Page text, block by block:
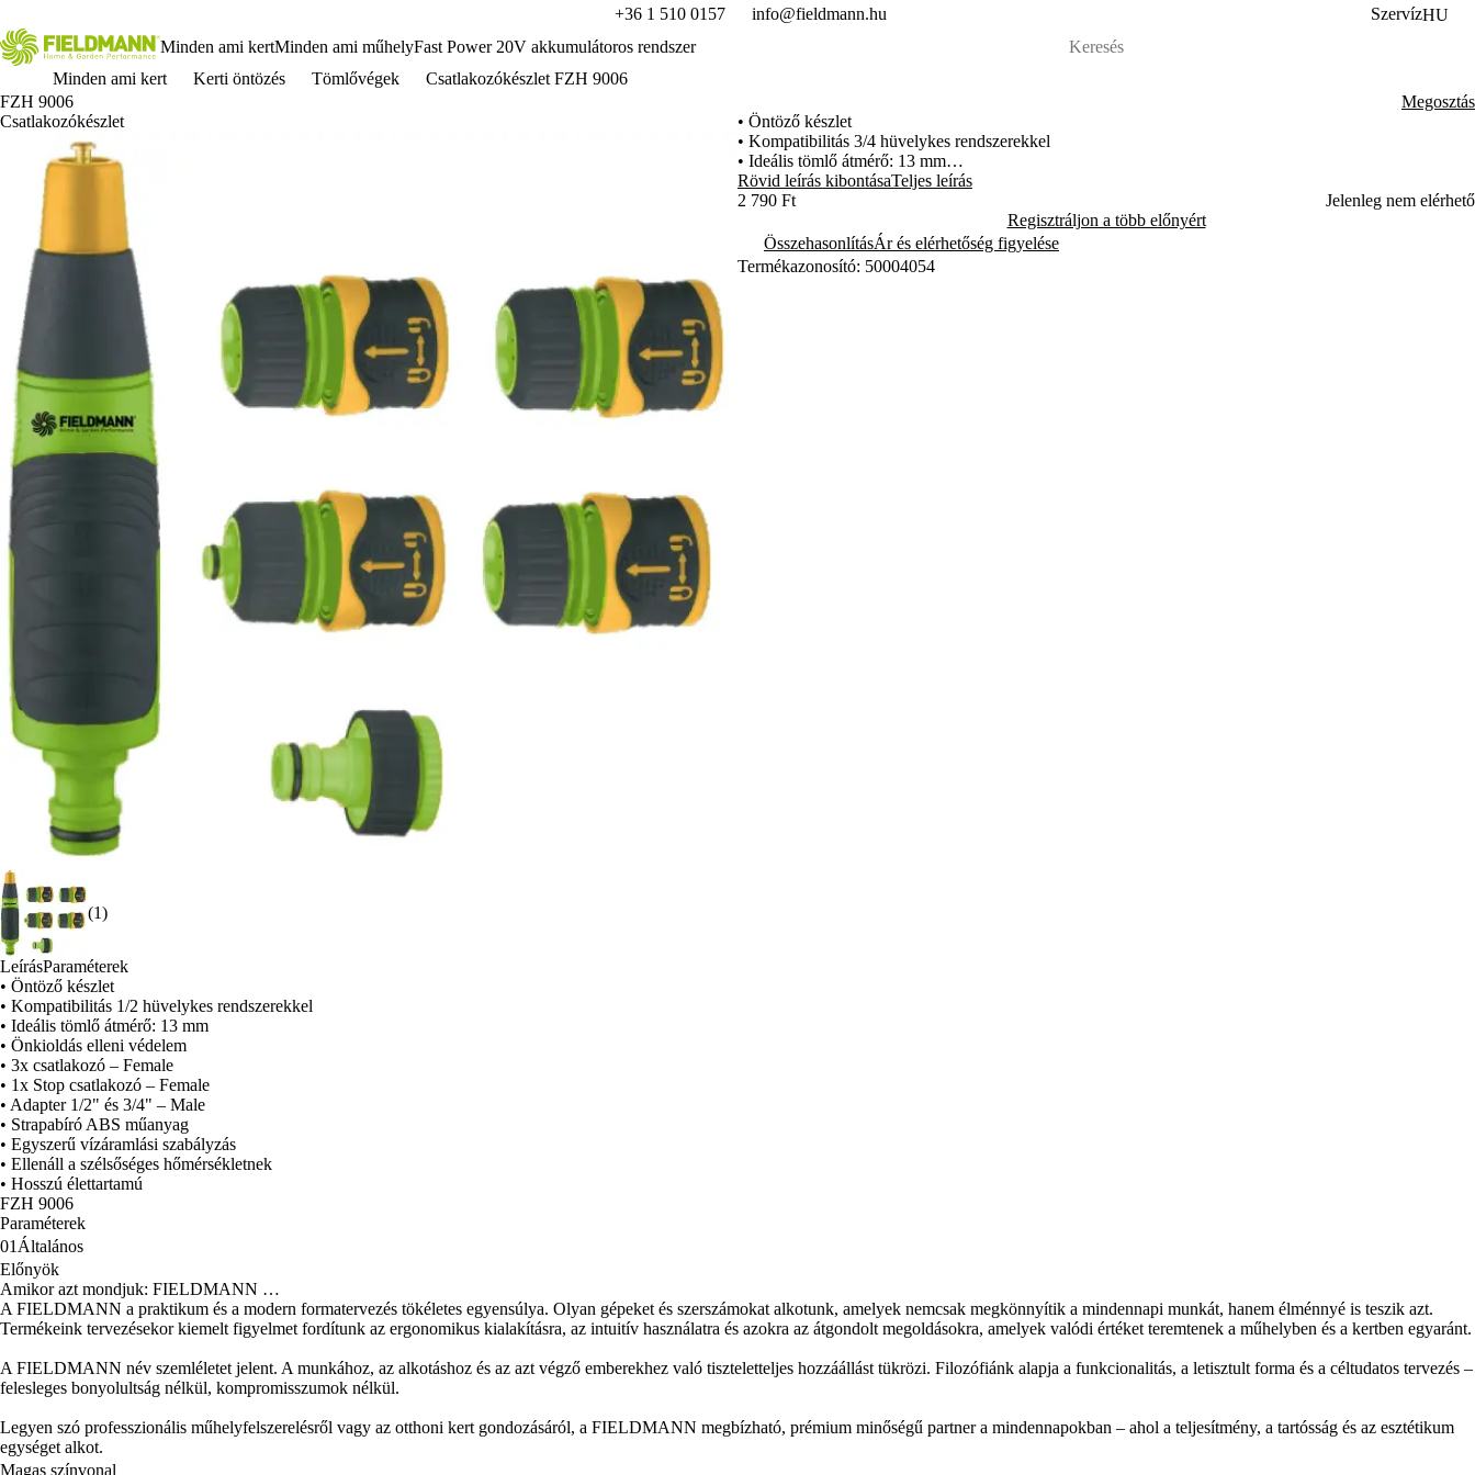
+36 1 510 0157 info@fieldmann.hu SzervízHU
Minden ami kertMinden ami műhelyFast Power 20V akkumulátoros rendszer
Minden ami kert
Kerti öntözés Tömlővégek
Csatlakozókészlet FZH 9006
FZH 9006
Csatlakozókészlet
(1)
Megosztás
• Öntöző készlet
• Kompatibilitás 3/4 hüvelykes rendszerekkel
• Ideális tömlő átmérő: 13 mm
• Önkioldás elleni védelem
• 3x csatlakozó – Female
• Adapter 1/2" és 3/4" – Male
Rövid leírás kibontásaTeljes leírás
2 790 Ft
Jelenleg nem elérhető
Regisztráljon a több előnyért
ÖsszehasonlításÁr és elérhetőség figyelése
Termékazonosító: 50004054
LeírásParaméterek
• Öntöző készlet
• Kompatibilitás 1/2 hüvelykes rendszerekkel
• Ideális tömlő átmérő: 13 mm
• Önkioldás elleni védelem
• 3x csatlakozó – Female
• 1x Stop csatlakozó – Female
• Adapter 1/2" és 3/4" – Male
• Strapabíró ABS műanyag
• Egyszerű vízáramlási szabályzás
• Ellenáll a szélsőséges hőmérsékletnek
• Hosszú élettartamú
FZH 9006
Paraméterek
01 Általános
Előnyök
Amikor azt mondjuk: FIELDMANN …
A FIELDMANN a praktikum és a modern formatervezés tökéletes egyensúlya. Olyan gépeket és szerszámokat alkotunk, amelyek nemcsak megkönnyítik a mindennapi munkát, hanem élménnyé is teszik azt.
Termékeink tervezésekor kiemelt figyelmet fordítunk az ergonomikus kialakításra, az intuitív használatra és azokra az átgondolt megoldásokra, amelyek valódi értéket teremtenek a műhelyben és a kertben egyaránt.
A FIELDMANN név szemléletet jelent. A munkához, az alkotáshoz és az azt végző emberekhez való tiszteletteljes hozzáállást tükrözi. Filozófiánk alapja a funkcionalitás, a letisztult forma és a céltudatos tervezés –
felesleges bonyolultság nélkül, kompromisszumok nélkül.
Legyen szó professzionális műhelyfelszerelésről vagy az otthoni kert gondozásáról, a FIELDMANN megbízható, prémium minőségű partner a mindennapokban – ahol a teljesítmény, a tartósság és az esztétikum
egységet alkot.
Magas színvonal